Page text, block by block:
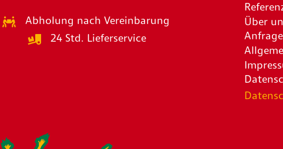
Abholung nach Vereinbarung
24 Std. Lieferservice
Über
Anfrage